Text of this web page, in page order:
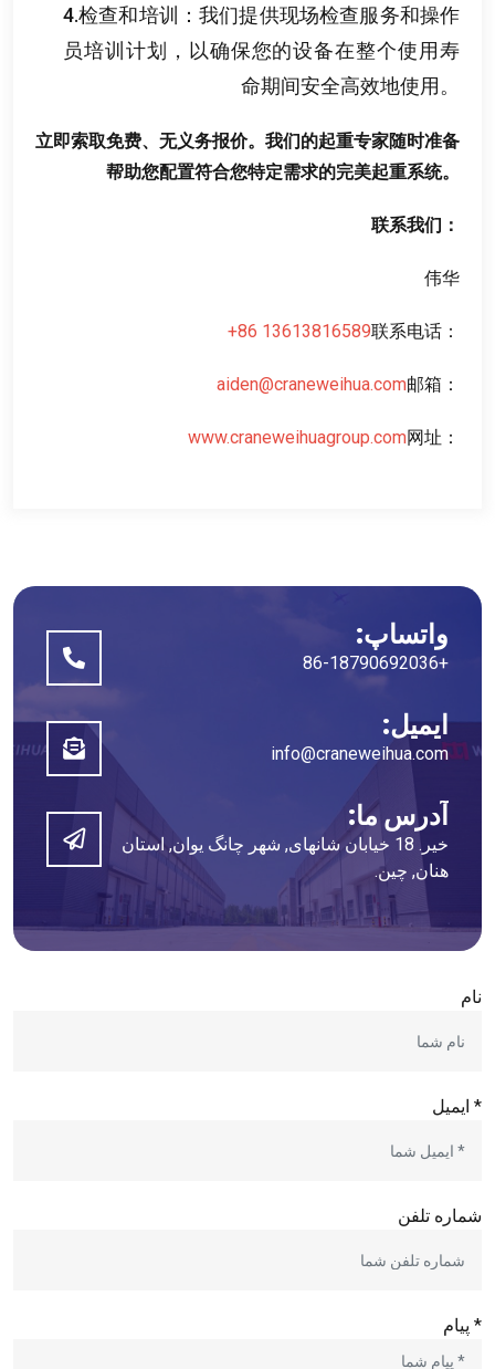
4.检查和培训 ：我们提供现场检查服务和操作
员培训计划
， 以确保您的设备在整个使用寿
命期间安全高效地使用 。
立即索取免费、 无义务报价。 我们的起重专家随时准备
帮助您配置符合您特定需求的完美起重系统。
联系我们 ：
伟华
联系电话 ：
+86 13613816589
邮箱 ：
aiden@craneweihua.com
网址 ：
www.craneweihuagroup.com
واتساپ:
+86-18790692036
ایمیل:
info@craneweihua.com
آدرس ما:
خیر. 18 خیابان شانهای, شهر چانگ یوان, استان
هنان, چین.
نام
* ایمیل
شماره تلفن
* پیام